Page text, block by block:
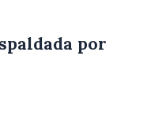
por